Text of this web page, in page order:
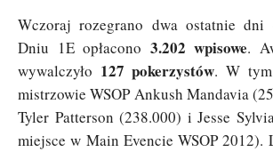
Wczoraj rozegrano dwa ostatnie dni
Dniu 1E opłacono 3.202 wpisowe.
wywalczyło 127 pokerzystów. W
mistrzowie WSOP Ankush Mandavia
Tyler Patterson (238.000) i Jesse
miejsce w Main Evencie WSOP 2012).